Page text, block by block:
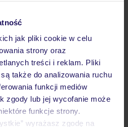
jak pliki cookie w celu
strony oraz
treści i reklam. Pliki
także do analizowania ruchu
funkcji mediów
zgody lub jej wycofanie może
funkcje strony.
wyrażasz zgodę na